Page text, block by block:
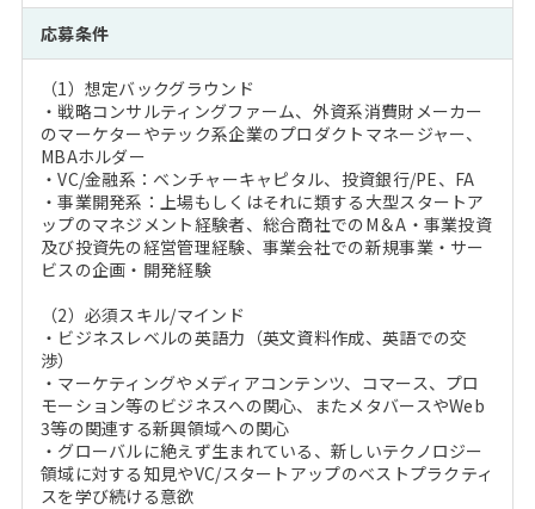
応募条件
（1）想定バックグラウンド
・戦略コンサルティングファーム、外資系消費財メーカー
のマーケターやテック系企業のプロダクトマネージャー、
MBAホルダー
・VC/金融系：ベンチャーキャピタル、投資銀行/PE、FA
・事業開発系：上場もしくはそれに類する大型スタートア
ップのマネジメント経験者、総合商社でのM＆A・事業投資
及び投資先の経営管理経験、事業会社での新規事業・サー
ビスの企画・開発経験
（2）必須スキル/マインド
・ビジネスレベルの英語力（英文資料作成、英語での交
渉）
・マーケティングやメディアコンテンツ、コマース、プロ
モーション等のビジネスへの関心、またメタバースやWeb
3等の関連する新興領域への関心
・グローバルに絶えず生まれている、新しいテクノロジー
領域に対する知見やVC/スタートアップのベストプラクティ
スを学び続ける意欲